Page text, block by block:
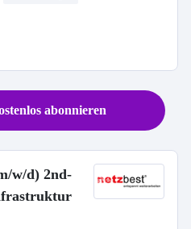
abonnieren
w/d) 2nd-